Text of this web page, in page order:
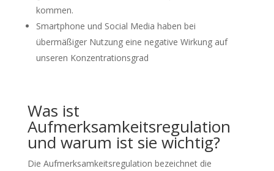
kommen.
Smartphone und Social Media haben bei
übermäßiger Nutzung eine negative Wirkung auf
unseren Konzentrationsgrad
Was ist
Aufmerksamkeitsregulation
und warum ist sie wichtig?
Die Aufmerksamkeitsregulation bezeichnet die